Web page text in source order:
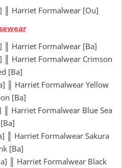
║ Harriet Formalwear [Ou]
║ Harriet Formalwear [Ba]
Harriet Formalwear Crimson
[Ba]
║ Harriet Formalwear Yellow
[Ba]
Harriet Formalwear Blue Sea
[Ba]
║ Harriet Formalwear Sakura
[Ba]
║ Harriet Formalwear Black